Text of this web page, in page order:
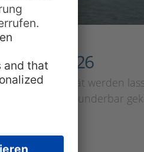
Mai 2026
hat es Realität werden
hat alles wunderbar